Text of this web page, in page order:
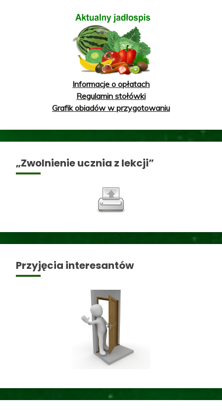
Informacje o opłatach
Regulamin stołówki
Grafik obiadów w przygotowaniu
„Zwolnienie ucznia z lekcji”
Przyjęcia interesantów